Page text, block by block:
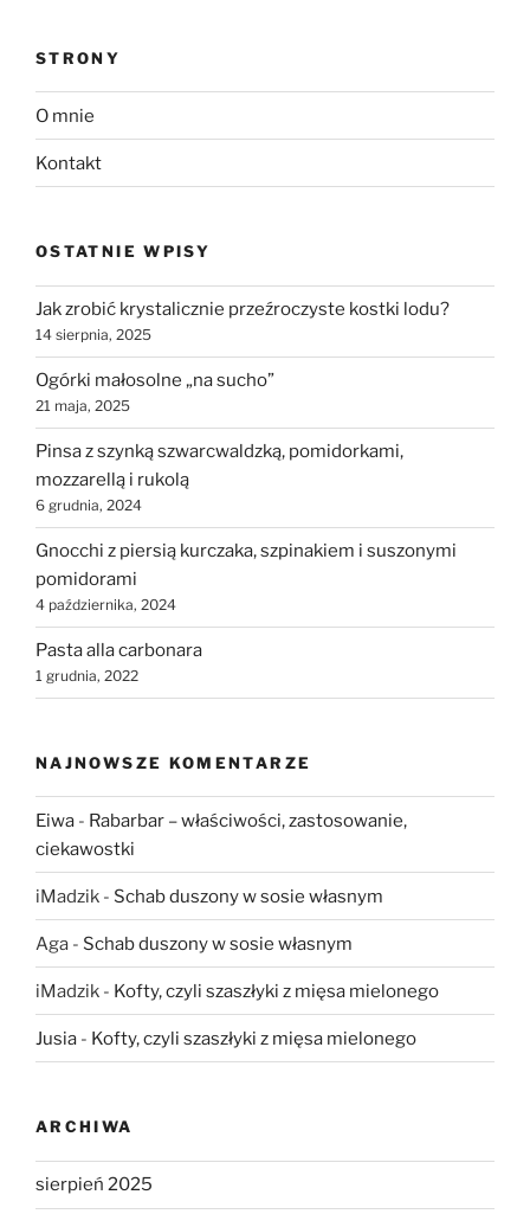
STRONY
O mnie
Kontakt
OSTATNIE WPISY
Jak zrobić krystalicznie przeźroczyste kostki lodu?
14 sierpnia, 2025
Ogórki małosolne „na sucho”
21 maja, 2025
Pinsa z szynką szwarcwaldzką, pomidorkami,
mozzarellą i rukolą
6 grudnia, 2024
Gnocchi z piersią kurczaka, szpinakiem i suszonymi
pomidorami
4 października, 2024
Pasta alla carbonara
1 grudnia, 2022
NAJNOWSZE KOMENTARZE
Eiwa - Rabarbar – właściwości, zastosowanie,
ciekawostki
iMadzik - Schab duszony w sosie własnym
Aga - Schab duszony w sosie własnym
iMadzik - Kofty, czyli szaszłyki z mięsa mielonego
Jusia - Kofty, czyli szaszłyki z mięsa mielonego
ARCHIWA
sierpień 2025